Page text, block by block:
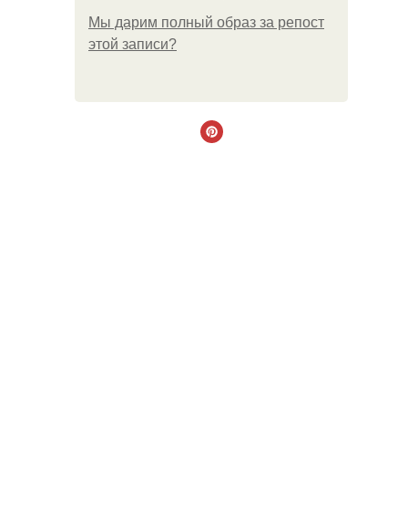
Мы дарим полный образ за репост
этой записи?